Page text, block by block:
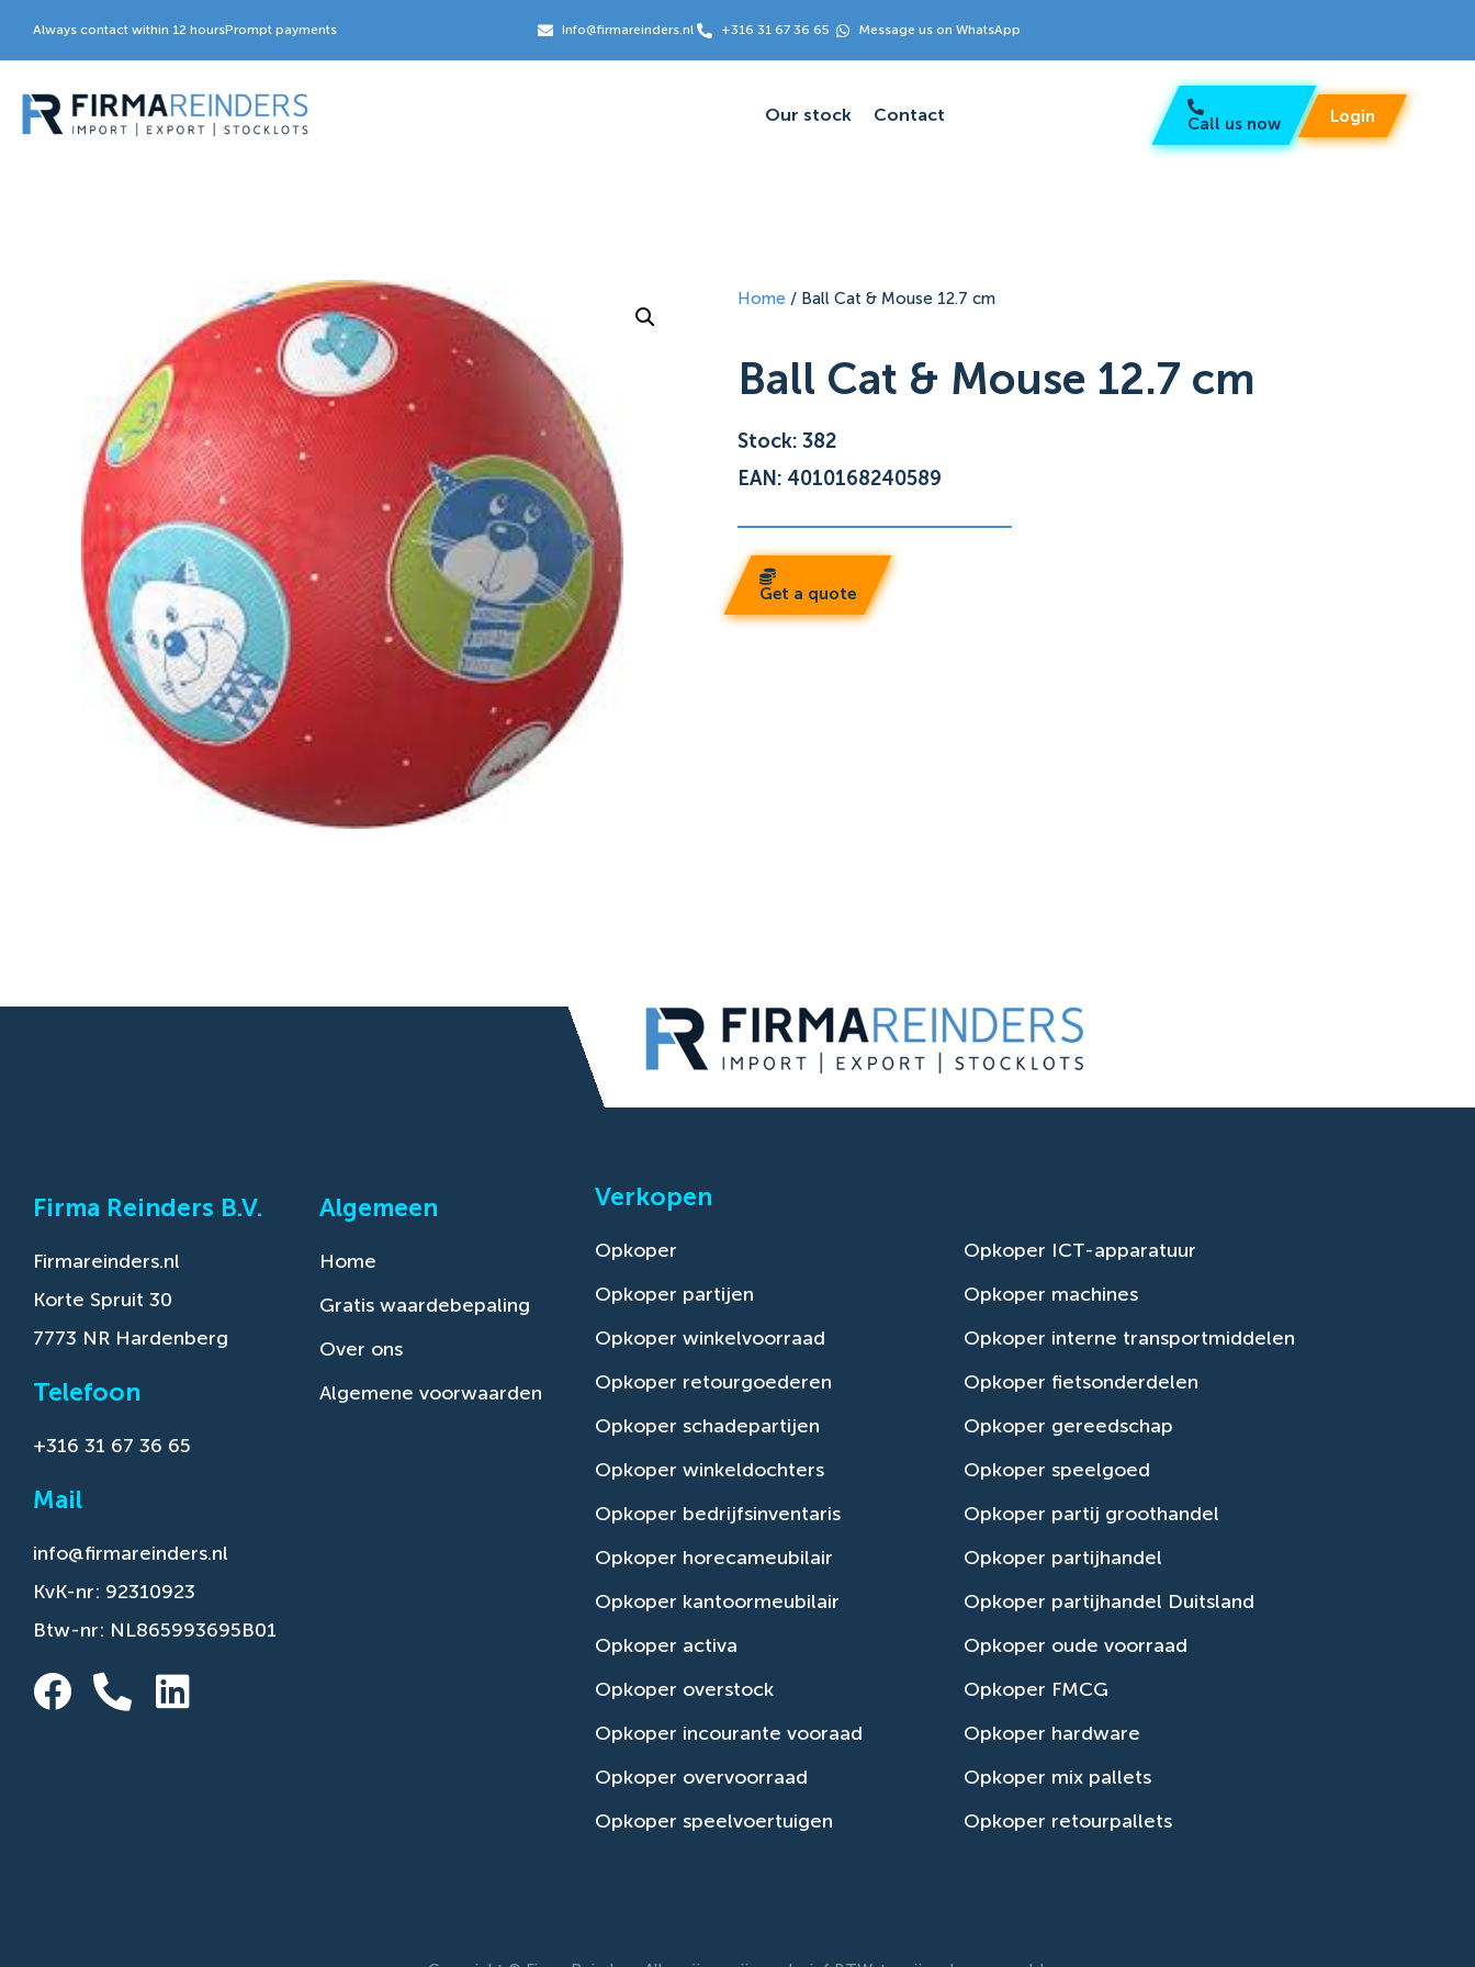
Always contact within 12 hoursPrompt payments Info@firmareinders.nl +316 31 67 36 65 Message us on WhatsApp
Our stock Contact Call us now Login
Home / Ball Cat & Mouse 12.7 cm
Ball Cat & Mouse 12.7 cm
Stock: 382
EAN: 4010168240589
Get a quote
Firma Reinders B.V.
Firmareinders.nl
Korte Spruit 30
7773 NR Hardenberg
Telefoon
+316 31 67 36 65
Mail
info@firmareinders.nl
KvK-nr: 92310923
Btw-nr: NL865993695B01
Algemeen
Home
Gratis waardebepaling
Over ons
Algemene voorwaarden
Verkopen
Opkoper
Opkoper partijen
Opkoper winkelvoorraad
Opkoper retourgoederen
Opkoper schadepartijen
Opkoper winkeldochters
Opkoper bedrijfsinventaris
Opkoper horecameubilair
Opkoper kantoormeubilair
Opkoper activa
Opkoper overstock
Opkoper incourante vooraad
Opkoper overvoorraad
Opkoper speelvoertuigen
Opkoper ICT-apparatuur
Opkoper machines
Opkoper interne transportmiddelen
Opkoper fietsonderdelen
Opkoper gereedschap
Opkoper speelgoed
Opkoper partij groothandel
Opkoper partijhandel
Opkoper partijhandel Duitsland
Opkoper oude voorraad
Opkoper FMCG
Opkoper hardware
Opkoper mix pallets
Opkoper retourpallets